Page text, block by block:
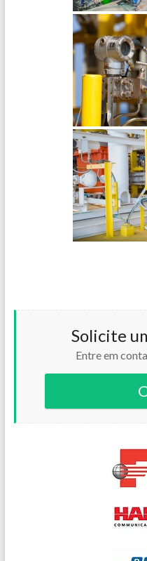
Solicite
Entre em